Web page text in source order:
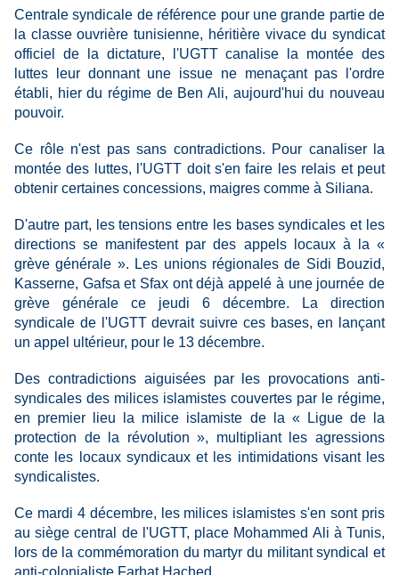
Centrale syndicale de référence pour une grande partie de
la classe ouvrière tunisienne, héritière vivace du syndicat
officiel de la dictature, l'UGTT canalise la montée des
luttes leur donnant une issue ne menaçant pas l'ordre
établi, hier du régime de Ben Ali, aujourd'hui du nouveau
pouvoir.
Ce rôle n'est pas sans contradictions. Pour canaliser la
montée des luttes, l'UGTT doit s'en faire les relais et peut
obtenir certaines concessions, maigres comme à Siliana.
D'autre part, les tensions entre les bases syndicales et les
directions se manifestent par des appels locaux à la «
grève générale ». Les unions régionales de Sidi Bouzid,
Kasserne, Gafsa et Sfax ont déjà appelé à une journée de
grève générale ce jeudi 6 décembre. La direction
syndicale de l'UGTT devrait suivre ces bases, en lançant
un appel ultérieur, pour le 13 décembre.
Des contradictions aiguisées par les provocations anti-
syndicales des milices islamistes couvertes par le régime,
en premier lieu la milice islamiste de la « Ligue de la
protection de la révolution », multipliant les agressions
conte les locaux syndicaux et les intimidations visant les
syndicalistes.
Ce mardi 4 décembre, les milices islamistes s'en sont pris
au siège central de l'UGTT, place Mohammed Ali à Tunis,
lors de la commémoration du martyr du militant syndical et